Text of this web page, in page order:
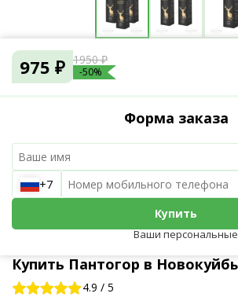
Купить Пантогор в
4.9 / 5
975 ₽ 1950 ₽
-50%
Форма заказа
+7
Купить
Ваши